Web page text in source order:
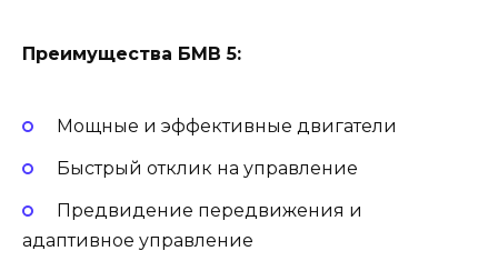
Преимущества БМВ 5:
Мощные и эффективные двигатели
Быстрый отклик на управление
Предвидение передвижения и
адаптивное управление